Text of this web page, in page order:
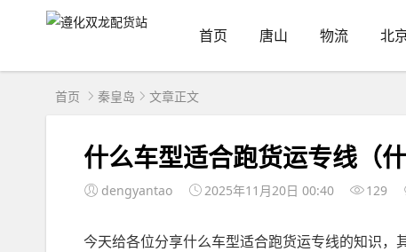
首页 唐山 物流 北
首页 秦皇岛 文章正文
什么车型适合跑货运专线（
dengyantao 2025年11月20日 00:40 129
今天给各位分享什么车型适合跑货运专线的知识